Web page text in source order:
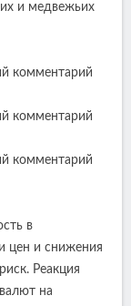
и медвежьих
комментарий
комментарий
комментарий
в
цен и снижения
Реакция
на